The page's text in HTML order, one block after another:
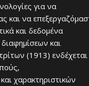
για να
και να
και δεδομένα
και
(1913) ενδέχεται
χαρακτηριστικών